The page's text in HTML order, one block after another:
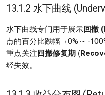
13.1.2 水下曲线
水下曲线专门用于展示回撤
点的百分比跌幅（0% ~ -
重点关注 回撤修复期
经失效。